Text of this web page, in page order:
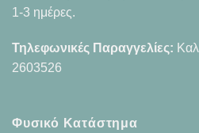
1-3 ημέρες.
Τηλεφωνικές Παραγγελίες:
2603526
Φυσικό Κατάστημα